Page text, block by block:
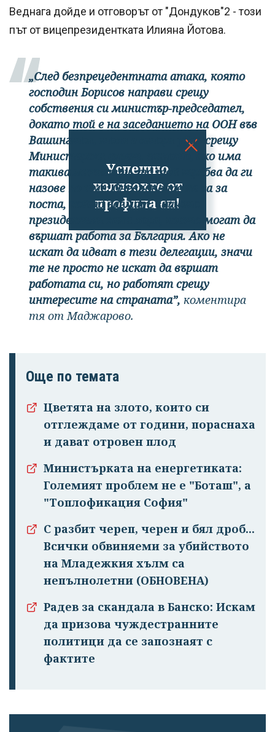
Успешно
излязохте от
профила си!
Веднага дойде и отговорът от "Дондуков"2 - този
път от вицепрезидентката Илияна Йотова.
„След безпрецедентната атака, която
господин Борисов направи срещу
собствения си министър-председател,
докато той е на заседанието на ООН във
Вашингтон, това е втори удар срещу
Министерски съвет, защото, ако има
такива министри, то той трябва да ги
назове по име. Очевидно те не са за
поста, който заемат, защото
президентът кани хора, които могат да
вършат работа за България. Ако не
искат да идват в тези делегации, значи
те не просто не искат да вършат
работата си, но работят срещу
интересите на страната”, коментира
тя от Маджарово.
Още по темата
Цветята на злото, които си
отглеждаме от години, пораснаха
и дават отровен плод
Министърката на енергетиката:
Големият проблем не е "Боташ", а
"Топлофикация София"
С разбит череп, черен и бял дроб...
Всички обвиняеми за убийството
на Младежкия хълм са
непълнолетни (ОБНОВЕНА)
Радев за скандала в Банско: Искам
да призова чуждестранните
политици да се запознаят с
фактите